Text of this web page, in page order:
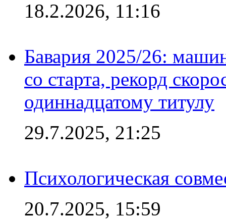
18.2.2026, 11:16
Бавария 2025/26:
со старта, рекорд
одиннадцатому титулу
29.7.2025, 21:25
Психологическая
20.7.2025, 15:59